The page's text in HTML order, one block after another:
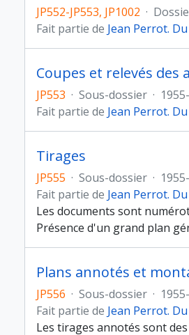
JP552-JP553, JP1002 ·
Fait partie de Jean Perrot.
Coupes et relevés des
JP553 · Sous-dossier ·
Fait partie de Jean Perrot.
Tirages
JP555 · Sous-dossier ·
Fait partie de Jean Perrot.
Les documents sont
Présence d'un grand plan
Plans annotés et
JP556 · Sous-dossier ·
Fait partie de Jean Perrot.
Les tirages annotés sont